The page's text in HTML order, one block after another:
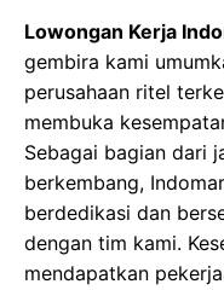
Lowongan Kerja
gembira kami
perusahaan ritel
membuka
Sebagai bagian dari
berkembang,
berdedikasi dan
dengan tim kami.
mendapatkan